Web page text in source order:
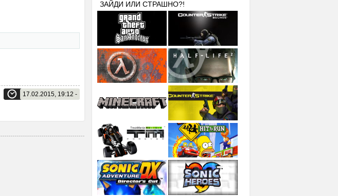
17.02.2015, 19:12 -
ЗАЙДИ ИЛИ СТРАШНО?!